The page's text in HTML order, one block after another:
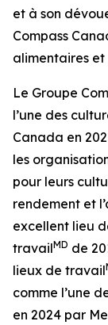
et à son
Compass
alimentaires
Le Groupe
l’une des
Canada en
les
pour leurs
rendement et
excellent lieu
travailMD de
lieux de travail
comme l’une
en 2024 par